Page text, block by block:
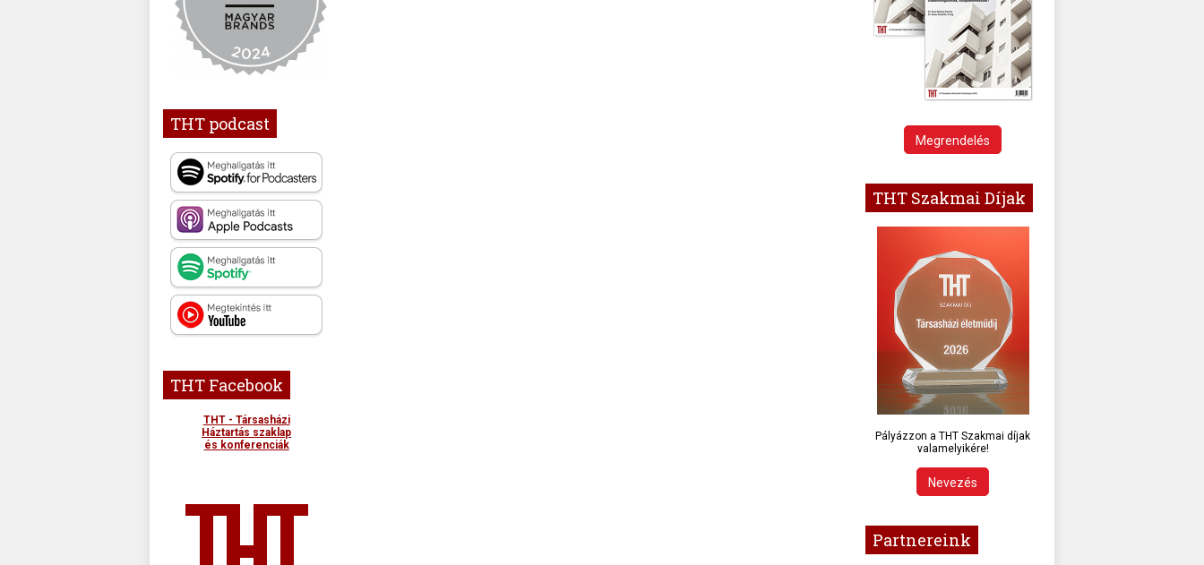
THT podcast
THT Facebook
THT - Társasházi
Háztartás szaklap
és konferenciák
Megrendelés
THT Szakmai Díjak
Pályázzon a THT Szakmai díjak
valamelyikére!
Nevezés
Partnereink